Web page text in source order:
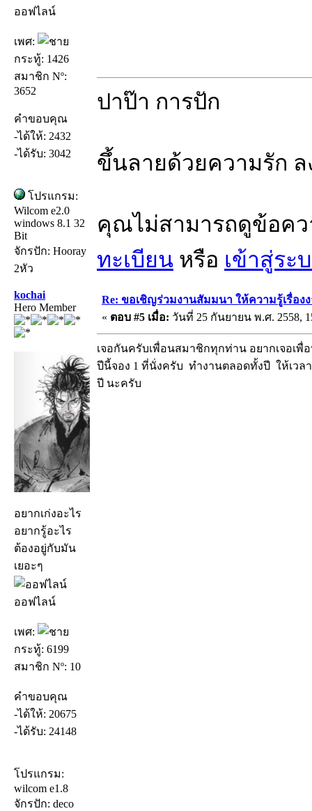
ออฟไลน์
เพศ:
กระทู้: 1426
สมาชิก Nº:
3652
คำขอบคุณ
-ได้ให้: 2432
-ได้รับ: 3042
โปรแกรม:
Wilcom e2.0
windows 8.1 32
Bit
จักรปัก: Hooray
2หัว
ปาป๊า การปัก
ขึ้นลายด้วยความรัก
คุณไม่สามารถดูข้อค
ทะเบียน หรือ เข้าสู่ระ
kochai
Hero Member
อยากเก่งอะไร
อยากรู้อะไร
ต้องอยู่กับมัน
เยอะๆ
ออฟไลน์
เพศ:
กระทู้: 6199
สมาชิก Nº: 10
คำขอบคุณ
-ได้ให้: 20675
-ได้รับ: 24148
โปรแกรม:
wilcom e1.8
จักรปัก: deco
Re: ขอเชิญร่วมงานสัมมนา ให้ความรู้เรื่อง
« ตอบ #5 เมื่อ: วันที่ 25 กันยายน พ.ศ. 2558,
เจอกันครับเพื่อนสมาชิกทุกท่าน อยากเจอเ
ปีนี้จอง 1 ที่นั่งครับ ทำงานตลอดทั้งปี ให้เวล
ปี นะครับ